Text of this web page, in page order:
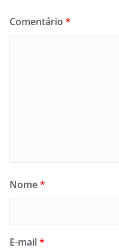
Comentário *
Nome*
E-mail*